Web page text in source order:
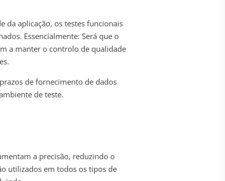
da aplicação, os testes funcionais
Essencialmente: Será que o
a manter o controlo de qualidade
de fornecimento de dados
de teste.
a precisão, reduzindo o
utilizados em todos os tipos de